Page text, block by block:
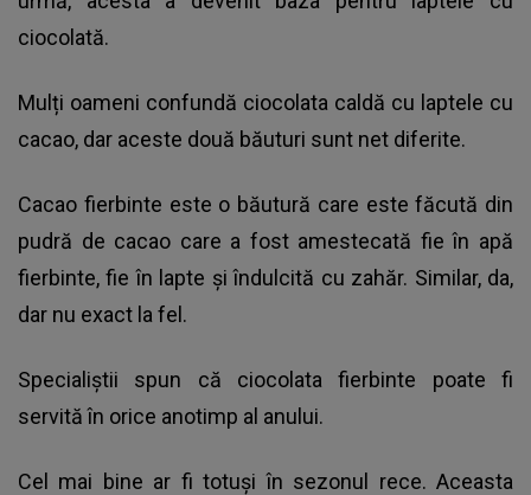
ciocolată.
Mulți oameni confundă ciocolata caldă cu laptele cu
cacao, dar aceste două băuturi sunt net diferite.
Cacao fierbinte este o băutură care este făcută din
pudră de cacao care a fost amestecată fie în apă
fierbinte, fie în lapte și îndulcită cu zahăr. Similar, da,
dar nu exact la fel.
Specialiștii spun că ciocolata fierbinte poate fi
servită în orice anotimp al anului.
Cel mai bine ar fi totuși în sezonul rece. Aceasta